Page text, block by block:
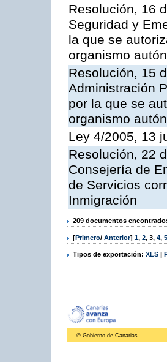
Resolución, 16
Seguridad y
la que se
organismo
Resolución, 15
Administración
por la que se
organismo
Ley 4/2005, 13
Resolución, 22
Consejería de
de Servicios
Inmigración
209 documentos
[Primero/ Anterior] 1, 2, 3, 4, 5
Tipos de exportación: XLS |
© Gobierno de Canarias